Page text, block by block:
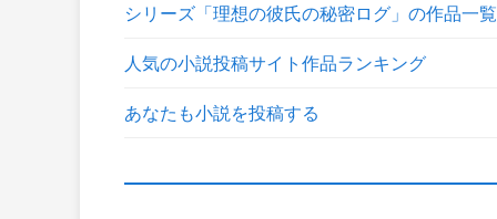
シリーズ「理想の彼氏の秘密ログ」の作品一覧
人気の小説投稿サイト作品ランキング
あなたも小説を投稿する